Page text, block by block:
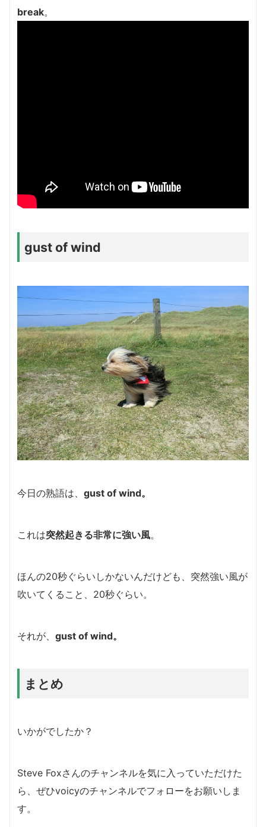
break。
gust of wind
今日の熟語は、 gust of wind。
これは突然起きる非常に強い風。
ほんの20秒ぐらいしかないんだけども、突然強い風が
吹いてくること、20秒ぐらい。
それが、 gust of wind。
まとめ
いかがでしたか？
Steve Foxさんのチャンネルを気に入っていただけた
ら、ぜひvoicyのチャンネルでフォローをお願いしま
す。